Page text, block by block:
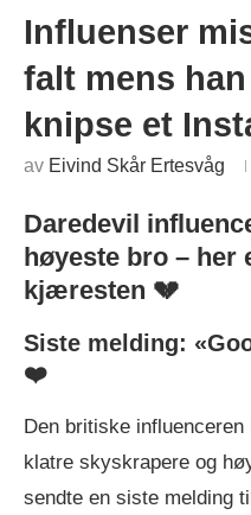
Influenser
falt mens
knipse et
av Eivind Skår Ertesvåg
Daredevil
høyeste bro – her
kjæresten 💔
Siste melding:
❤️
Den britiske
klatre skyskrapere og
sendte en siste melding